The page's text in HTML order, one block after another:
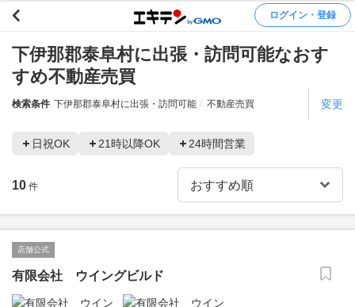
ログイン・登録
下伊那郡泰阜村に出張・訪問可能なおす
すめ不動産売買
検索条件 下伊那郡泰阜村に出張・訪問可能 不動産売買 変更
日祝OK 21時以降OK 24時間営業
10 件
店舗公式
有限会社 ウイングビルド